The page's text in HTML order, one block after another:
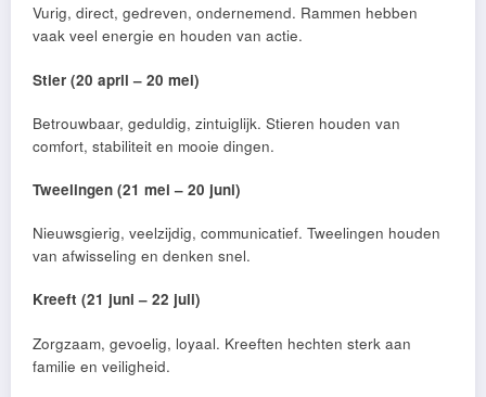
Vurig, direct, gedreven, ondernemend. Rammen hebben
vaak veel energie en houden van actie.
Stier (20 april – 20 mei)
Betrouwbaar, geduldig, zintuiglijk. Stieren houden van
comfort, stabiliteit en mooie dingen.
Tweelingen (21 mei – 20 juni)
Nieuwsgierig, veelzijdig, communicatief. Tweelingen houden
van afwisseling en denken snel.
Kreeft (21 juni – 22 juli)
Zorgzaam, gevoelig, loyaal. Kreeften hechten sterk aan
familie en veiligheid.